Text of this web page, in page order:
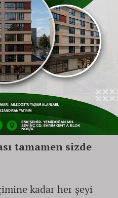
sorumluluğu
her şeyi siz
almayan
duygusu gelişemez.
tamamen sizde
kadar her şeyi